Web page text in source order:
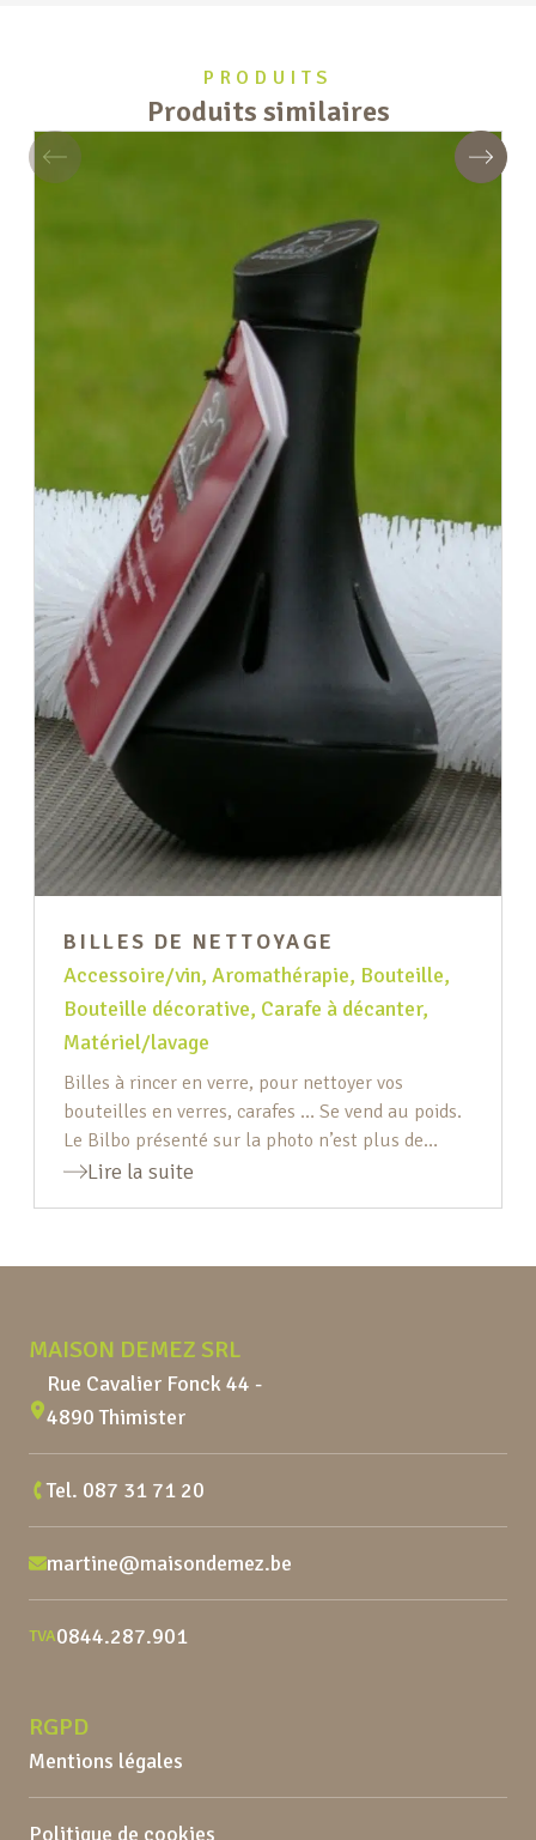
PRODUITS
Produits similaires
Précédent
BILLES DE NETTOYAGE
Accessoire/vin, Aromathérapie, Bouteille,
Bouteille décorative, Carafe à décanter,
Matériel/lavage
Billes à rincer en verre, pour nettoyer vos
bouteilles en verres, carafes … Se vend au poids.
Le Bilbo présenté sur la photo n’est plus de
stock.Lire la suite
MAISON DEMEZ SRL
Rue Cavalier Fonck 44 -
4890 Thimister
Tel. 087 31 71 20
martine@maisondemez.be
TVA0844.287.901
RGPD
Mentions légales
Politique de cookies